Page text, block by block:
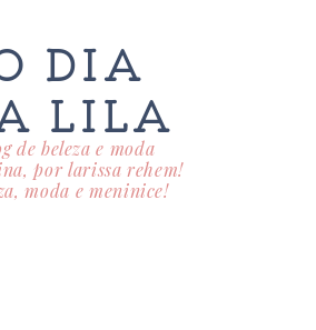
DIA
LILA
de beleza e moda
por larissa rehem!
moda e meninice!